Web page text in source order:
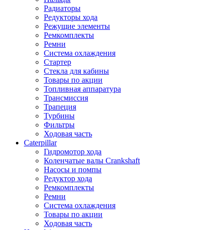
Радиаторы
Редукторы хода
Режущие элементы
Ремкомплекты
Ремни
Система охлаждения
Стартер
Стекла для кабины
Товары по акции
Топливная аппаратура
Трансмиссия
Трапеция
Турбины
Фильтры
Ходовая часть
Caterpillar
Гидромотор хода
Коленчатые валы Crankshaft
Насосы и помпы
Редуктор хода
Ремкомплекты
Ремни
Система охлаждения
Товары по акции
Ходовая часть